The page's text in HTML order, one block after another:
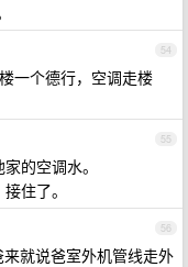
54
一个德行，空调走楼
55
的空调水。
住了。
56
就说爸室外机管线走外